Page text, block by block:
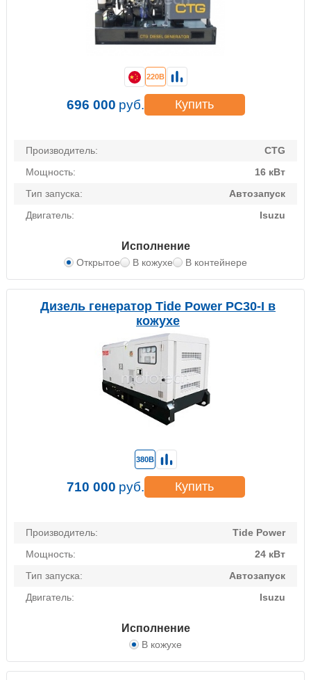
Производитель:
CTG
Мощность:
16 кВт
Тип запуска:
Автозапуск
Двигатель:
Isuzu
Исполнение
Открытое В кожухе В контейнере
220В
696 000 руб. Купить
Дизель генератор Tide Power PC30-I в
кожухе
Производитель:
Tide Power
Мощность:
24 кВт
Тип запуска:
Автозапуск
Двигатель:
Isuzu
Исполнение
В кожухе
380В
710 000 руб. Купить